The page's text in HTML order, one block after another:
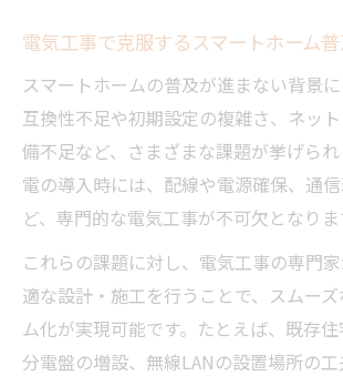
電気工事で克服するスマートホーム
スマートホームの普及が進まない背景
互換性不足や初期設定の複雑さ、ネッ
備不足など、さまざまな課題が挙げら
電の導入時には、配線や電源確保、通
ど、専門的な電気工事が不可欠となりま
これらの課題に対し、電気工事の専門
適な設計・施工を行うことで、スムー
ム化が実現可能です。たとえば、既存
分電盤の増設、無線LANの設置場所の